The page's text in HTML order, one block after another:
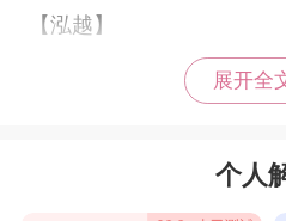
【泓越】
泓之字含有龙所喜之水，
净之义，意指品质高雅纯
展开全
个人